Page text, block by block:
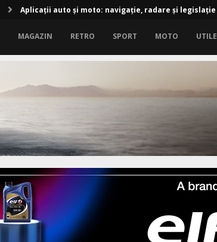
Aplicații auto și moto: navigație, radare și legislație
MAGAZIN RETRO SPORT MOTO UTILE